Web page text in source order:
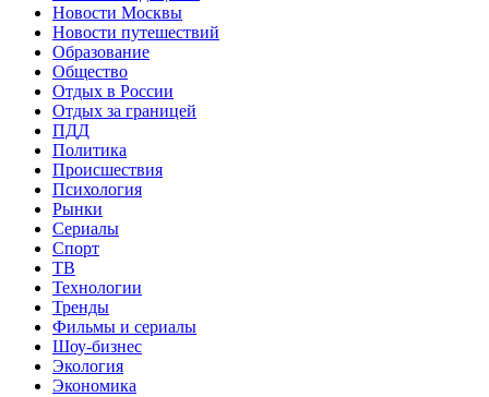
Новости Москвы
Новости путешествий
Образование
Общество
Отдых в России
Отдых за границей
ПДД
Политика
Происшествия
Психология
Рынки
Сериалы
Спорт
ТВ
Технологии
Тренды
Фильмы и сериалы
Шоу-бизнес
Экология
Экономика